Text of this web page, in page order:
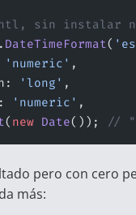
sin instalar
DateTimeFormat(
'numeric' ,
'long' ,
'numeric' ,
( new Date()); //
pero con cero
más: